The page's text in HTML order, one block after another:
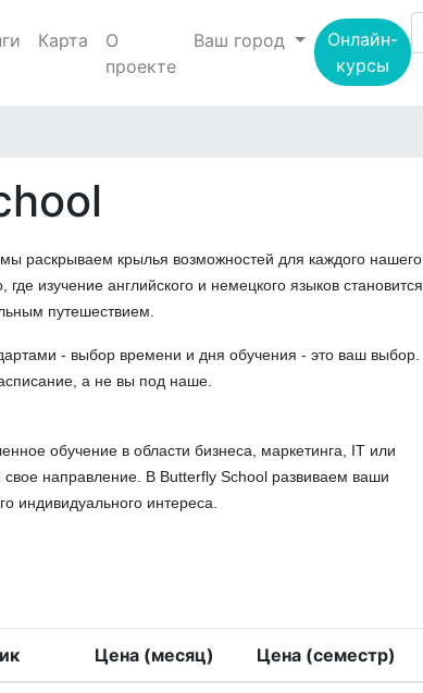
Карта
О
проекте
Ваш город
Онлайн-
курсы
раскрываем крылья возможностей для каждого нашего
изучение английского и немецкого языков становится
путешествием.
- выбор времени и дня обучения - это ваш выбор.
а не вы под наше.
обучение в области бизнеса, маркетинга, ІТ или
направление. В Butterfly School развиваем ваши
индивидуального интереса.
Цена (месяц) Цена (семестр)